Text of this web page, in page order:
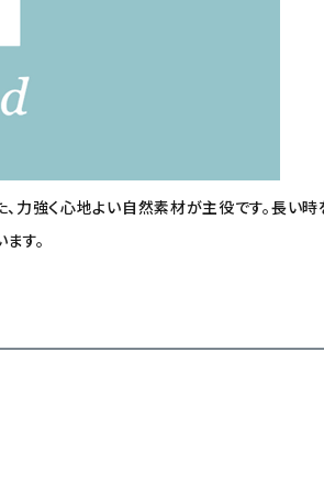
力強く心地よい自然素材が主役です。長い
す。